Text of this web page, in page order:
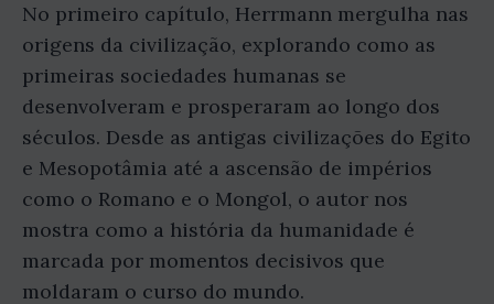
No primeiro capítulo, Herrmann mergulha nas
origens da civilização, explorando como as
primeiras sociedades humanas se
desenvolveram e prosperaram ao longo dos
séculos. Desde as antigas civilizações do Egito
e Mesopotâmia até a ascensão de impérios
como o Romano e o Mongol, o autor nos
mostra como a história da humanidade é
marcada por momentos decisivos que
moldaram o curso do mundo.